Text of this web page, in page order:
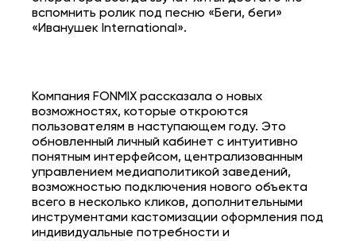
вспомнить ролик под песню «Беги, беги»
«Иванушек International».
Компания FONMIX рассказала о новых
возможностях, которые откроются
пользователям в наступающем году. Это
обновленный личный кабинет с интуитивно
понятным интерфейсом, централизованным
управлением медиаполитикой заведений,
возможностью подключения нового объекта
всего в несколько кликов, дополнительными
инструментами кастомизации оформления под
индивидуальные потребности и